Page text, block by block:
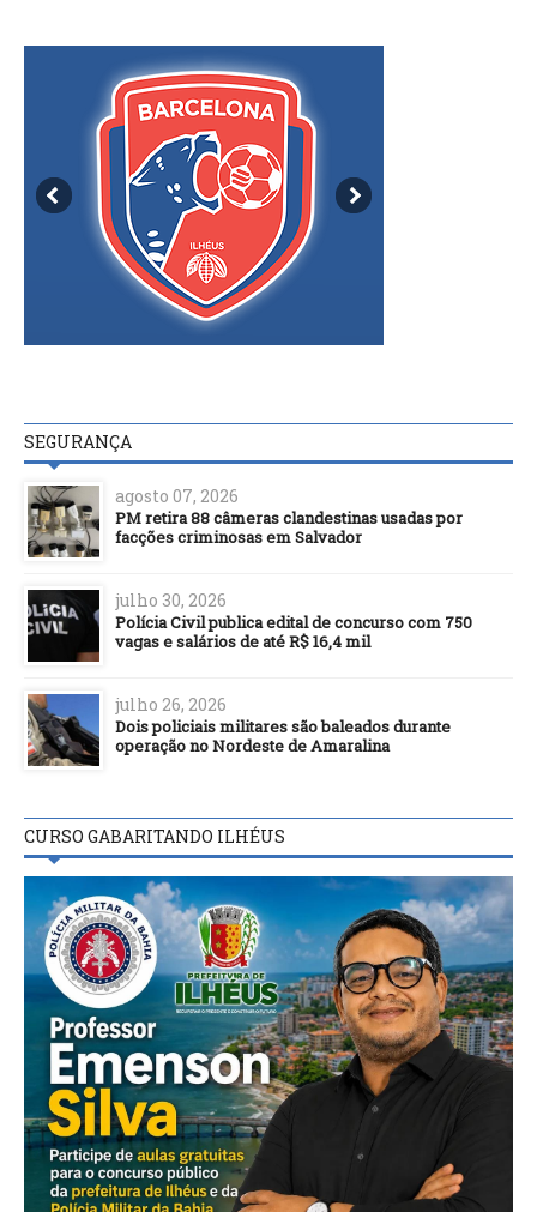
SEGURANÇA
agosto 07, 2026
PM retira 88 câmeras clandestinas usadas por
facções criminosas em Salvador
julho 30, 2026
Polícia Civil publica edital de concurso com 750
vagas e salários de até R$ 16,4 mil
julho 26, 2026
Dois policiais militares são baleados durante
operação no Nordeste de Amaralina
CURSO GABARITANDO ILHÉUS